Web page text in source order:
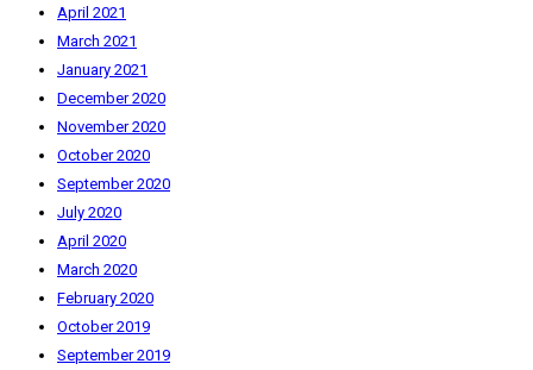
April 2021
March 2021
January 2021
December 2020
November 2020
October 2020
September 2020
July 2020
April 2020
March 2020
February 2020
October 2019
September 2019